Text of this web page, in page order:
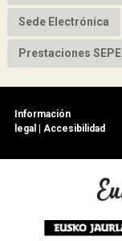
Sede Electrónica
Prestaciones SEPE
Información
legal | Accesibilidad